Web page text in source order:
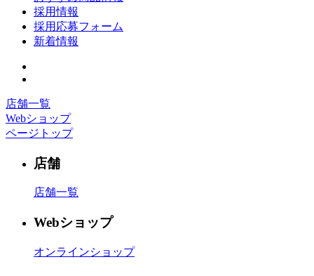
採用情報
採用応募フォーム
新着情報
店舗一覧
Webショップ
ページトップ
店舗
店舗一覧
Webショップ
オンラインショップ